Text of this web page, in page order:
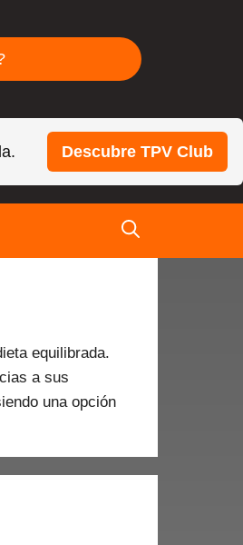
Descubre TPV Club
equilibrada.
a sus
una opción